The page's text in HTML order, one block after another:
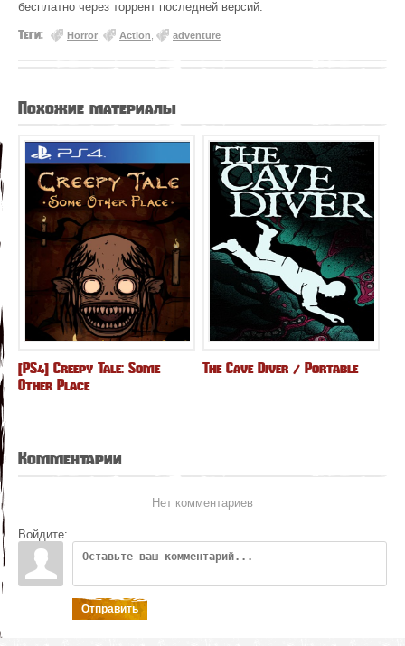
бесплатно через торрент последней версий.
Теги: Horror Action adventure
Похожие материалы
[PS4] Creepy Tale: Some
Other Place
The Cave Diver / Portable
Комментарии
Нет комментариев
Войдите:
Отправить